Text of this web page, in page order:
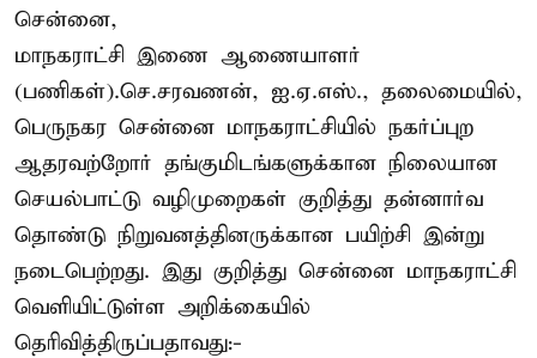
சென்னை,
மாநகராட்சி இணை ஆணையாளர்
(பணிகள்).செ.சரவணன், ஐ.ஏ.எஸ்., தலைமையில்,
பெருநகர சென்னை மாநகராட்சியில் நகர்ப்புற
ஆதரவற்றோர் தங்குமிடங்களுக்கான நிலையான
செயல்பாட்டு வழிமுறைகள் குறித்து தன்னார்வ
தொண்டு நிறுவனத்தினருக்கான பயிற்சி இன்று
நடைபெற்றது. இது குறித்து சென்னை மாநகராட்சி
வெளியிட்டுள்ள அறிக்கையில்
தெரிவித்திருப்பதாவது:-